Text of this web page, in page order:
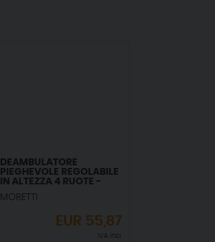
DEAMBULATORE
PIEGHEVOLE REGOLABILE
IN ALTEZZA 4 RUOTE -
CON ROTAZIONE
MORETTI
EUR 55,87
IVA incl.